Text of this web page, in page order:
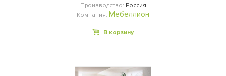
Производство: Россия
Компания: Мебеллион
В корзину